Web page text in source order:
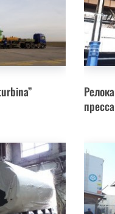
пресса